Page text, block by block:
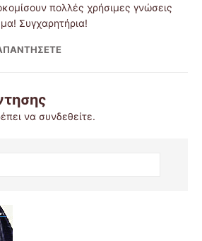
πολλές χρήσιμες γνώσεις
Συγχαρητήρια!
να συνδεθείτε.